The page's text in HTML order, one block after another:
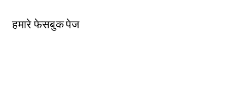
हमारे फेसबुक पेज